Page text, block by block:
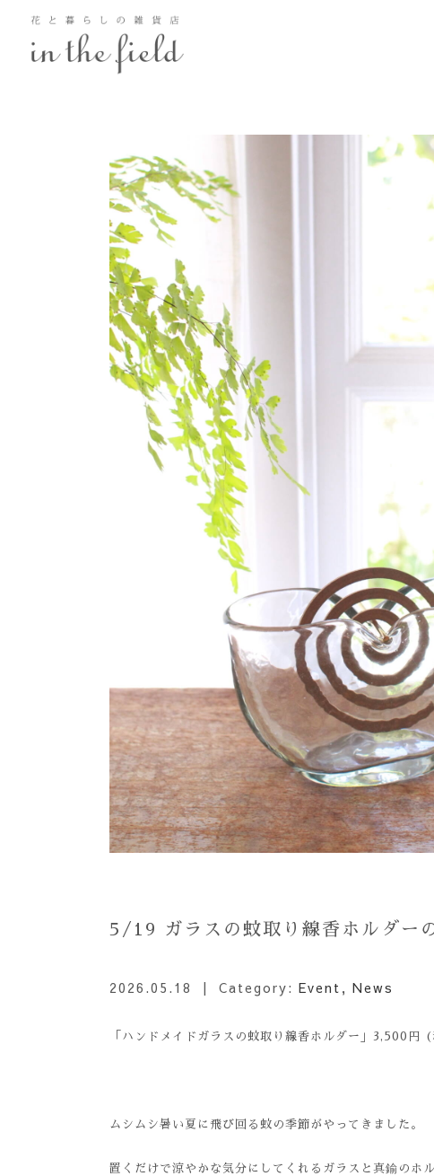
5/19 ガラスの蚊取り線香ホルダー
2026.05.18 | Category: Event , News
「ハンドメイドガラスの蚊取り線香ホルダー」3,500円
ムシムシ暑い夏に飛び回る蚊の季節がやってきました。
置くだけで涼やかな気分にしてくれるガラスと真鍮のホル